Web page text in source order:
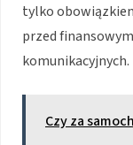
tylko
przed
komunikacyjnych.
Czy za